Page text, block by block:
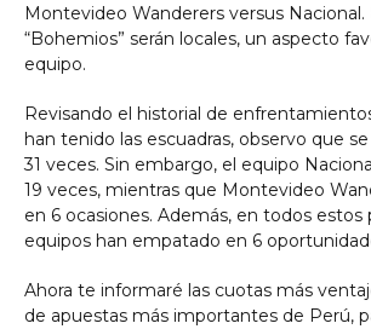
Montevideo Wanderers versus
“Bohemios” serán locales, un aspecto
equipo.
Revisando el historial de
han tenido las escuadras, observo que
31 veces. Sin embargo, el equipo
19 veces, mientras que Montevideo
en 6 ocasiones. Además, en todos estos
equipos han empatado en 6
Ahora te informaré las cuotas más
de apuestas más importantes de Perú,